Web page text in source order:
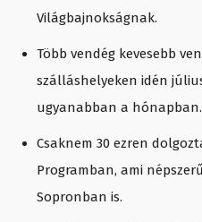
Világbajnokságnak.
Több vendég kevesebb
szálláshelyeken idén
ugyanabban a hónapban.
Csaknem 30 ezren
Programban, ami
Sopronban is.